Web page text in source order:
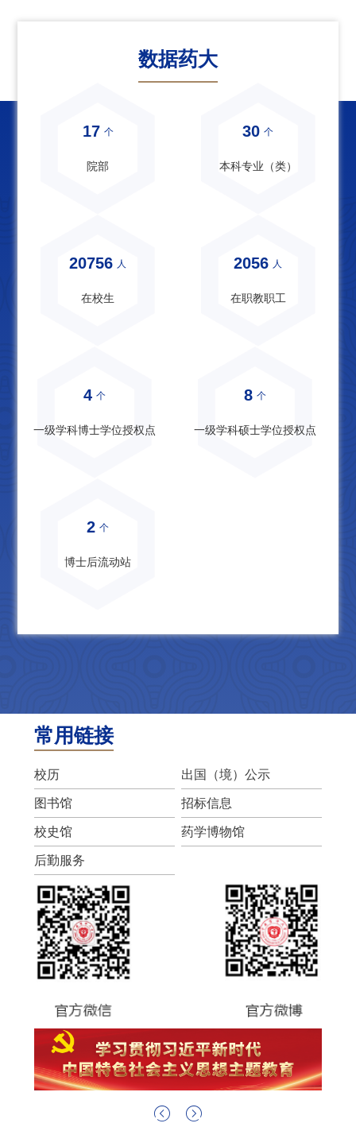
数据药大
17 个
院部
30 个
本科专业（类）
20756 人
在校生
2056 人
在职教职工
4 个
一级学科博士学位授权点
8 个
一级学科硕士学位授权点
2 个
博士后流动站
常用链接
校历 出国（境）公示
图书馆 招标信息
校史馆 药学博物馆
后勤服务